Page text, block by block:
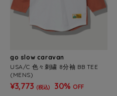
go slow caravan
USA/C 色々刺繍 8分袖 BB TEE
(MENS)
¥3,773 (税込) 30% OFF